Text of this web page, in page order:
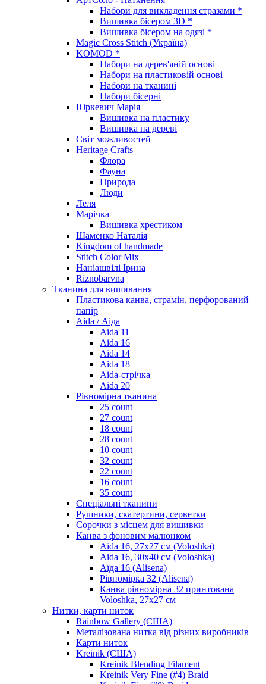
Набори для викладення стразами *
Вишивка бісером 3D *
Вишивка бісером на одязі *
Magic Cross Stitch (Україна)
KOMOD *
Набори на дерев'яній основі
Набори на пластиковій основі
Набори на тканині
Набори бісерні
Юркевич Марія
Вишивка на пластику
Вишивка на дереві
Світ можливостей
Heritage Crafts
Флора
Фауна
Природа
Люди
Леля
Марічка
Вишивка хрестиком
Шаменко Наталія
Kingdom of handmade
Stitch Color Mix
Наніашвілі Ірина
Riznobarvna
Тканина для вишивання
Пластикова канва, страмін, перфорований
папір
Aida / Аіда
Aida 11
Aida 16
Aida 14
Aida 18
Aida-стрічка
Aida 20
Рівномірна тканина
25 count
27 count
18 count
28 count
10 count
32 count
22 count
16 count
35 count
Спеціальні тканини
Рушники, скатертини, серветки
Сорочки з місцем для вишивки
Канва з фоновим малюнком
Aida 16, 27х27 см (Voloshka)
Aida 16, 30х40 см (Voloshka)
Аїда 16 (Alisena)
Рівномірка 32 (Alisena)
Канва рівномірна 32 принтована
Voloshka, 27х27 см
Нитки, карти ниток
Rainbow Gallery (США)
Металізована нитка від різних виробників
Карти ниток
Kreinik (США)
Kreinik Blending Filament
Kreinik Very Fine (#4) Braid